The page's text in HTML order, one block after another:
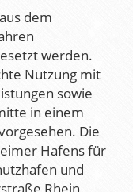
dem
werden.
Nutzung mit
sowie
in einem
Die
Hafens für
und